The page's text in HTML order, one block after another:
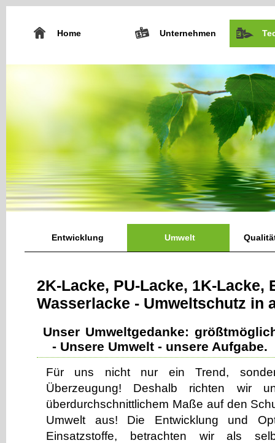
Home Unternehmen
Entwicklung Umwelt
2K-Lacke, PU-Lacke, 1K-Lacke,
Wasserlacke - Umweltschutz in
Unser Umweltgedanke:
- Unsere Umwelt - unsere Aufgabe.
Für uns nicht nur ein Trend,
Überzeugung! Deshalb richten wir
überdurchschnittlichem Maße auf den
Umwelt aus! Die Entwicklung und
Einsatzstoffe, betrachten wir als